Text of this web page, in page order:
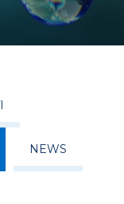
NEWS